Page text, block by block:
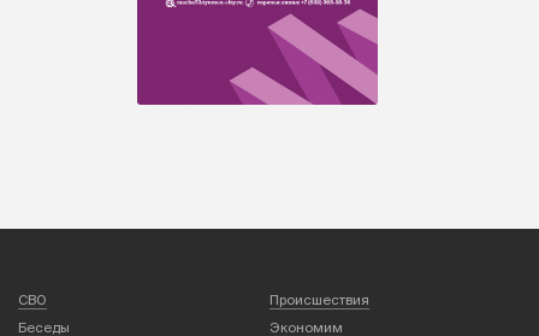
СВО
Происшествия
Беседы
Экономим